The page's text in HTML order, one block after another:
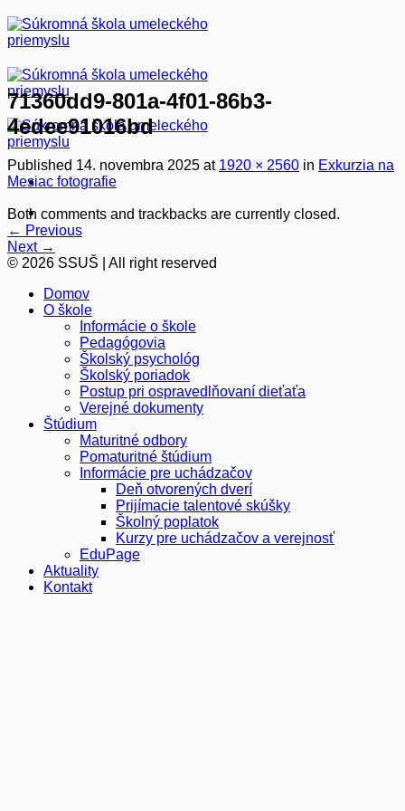
Skip
to
content
71360dd9-801a-4f01-86b3-
4edee91016bd
Published 14. novembra 2025 at 1920 × 2560 in Exkurzia na
Mesiac fotografie
Both comments and trackbacks are currently closed.
← Previous
Next →
© 2026 SSUŠ | All right reserved
Domov
O škole
Informácie o škole
Pedagógovia
Školský psychológ
Školský poriadok
Postup pri ospravedlňovaní dieťaťa
Verejné dokumenty
Štúdium
Maturitné odbory
Pomaturitné štúdium
Informácie pre uchádzačov
Deň otvorených dverí
Prijímacie talentové skúšky
Školný poplatok
Kurzy pre uchádzačov a verejnosť
EduPage
Aktuality
Kontakt